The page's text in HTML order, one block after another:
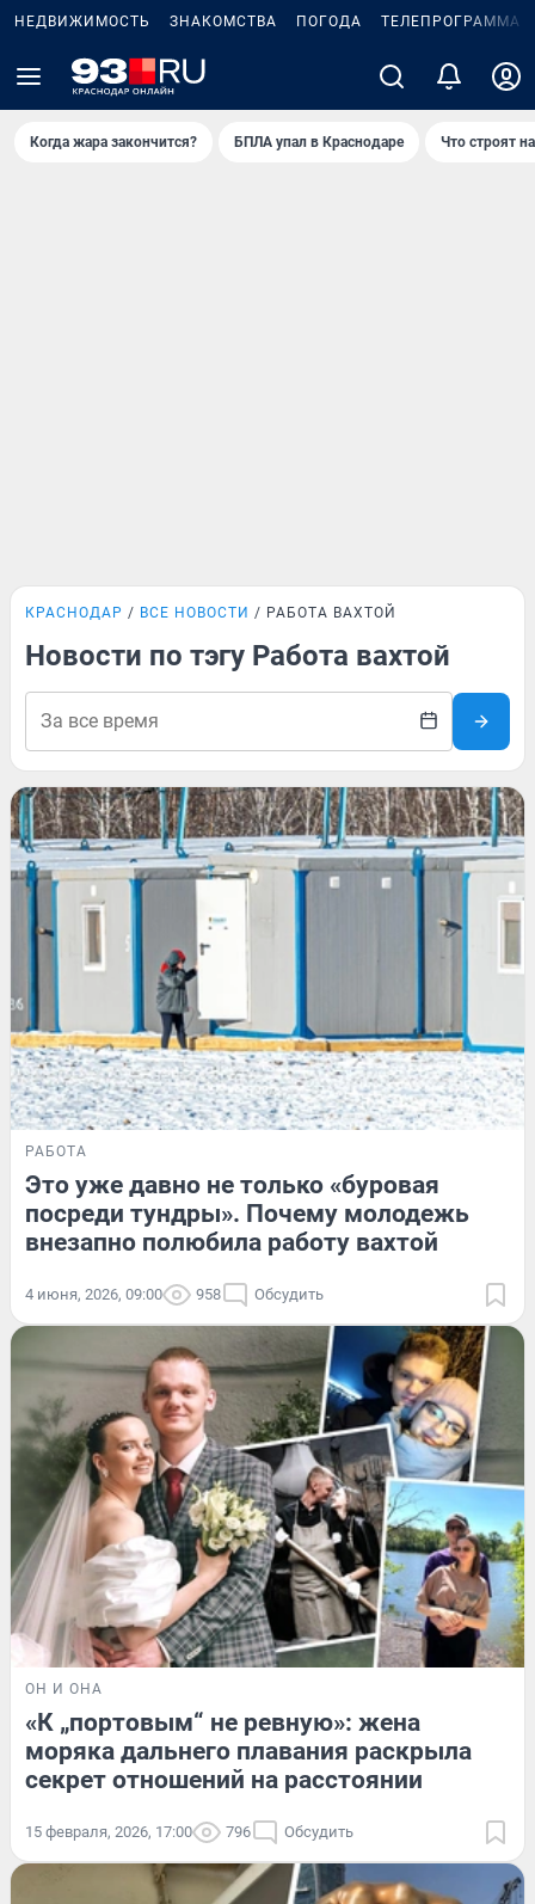
НЕДВИЖИМОСТЬ ЗНАКОМСТВА ПОГОДА ТЕЛЕПРОГРАММА
Когда жара закончится? БПЛА упал в Краснодаре Что строят
КРАСНОДАР ВСЕ НОВОСТИ РАБОТА ВАХТОЙ
Новости по тэгу Работа вахтой
РАБОТА
Это уже давно не только «буровая
посреди тундры». Почему молодежь
внезапно полюбила работу вахтой
4 июня, 2026, 09:00 958 Обсудить
ОН И ОНА
«К „портовым“ не ревную»: жена
моряка дальнего плавания раскрыла
секрет отношений на расстоянии
15 февраля, 2026, 17:00 796 Обсудить